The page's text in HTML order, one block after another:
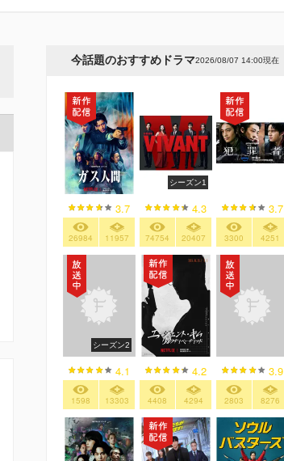
今話題のおすすめドラマ2026/08/07 14:00現在
3.7
26984 11957
シーズン1
4.3
74754 20407
3.7
3300 4251
シーズン2
4.1
1598 13303
4.2
4408 4294
3.9
2803 8276